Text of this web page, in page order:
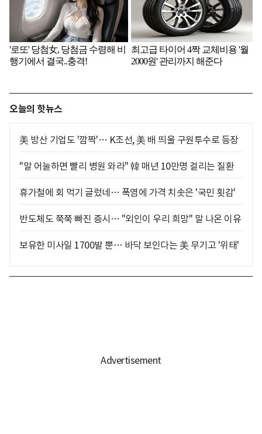
오늘의 핫뉴스
美 방산 기업도 '깜짝'… K조선, 美 배 띄울 구원투수로 등장
"말 어눌하면 빨리 병원 와라" 韓 매년 10만명 걸리는 질환
휴가철에 회 먹기 글렀네… 폭염에 가격 치솟은 '국민 횟감'
반도체도 쭉쭉 빠진 증시… "외인이 우리 희망" 말 나온 이유
보유한 미사일 1700발 뿐… 바닥 보인다는 美 무기고 '위태'